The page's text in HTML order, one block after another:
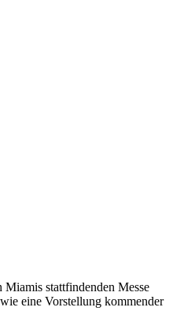
Miamis stattfindenden Messe
eine Vorstellung kommender